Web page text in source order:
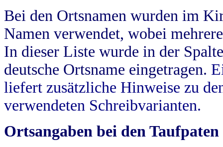
Bei den Ortsnamen wurden im
Namen verwendet, wobei
In dieser Liste wurde in der
deutsche Ortsname eingetragen.
liefert zusätzliche Hinweise zu
verwendeten Schreibvarianten.
Ortsangaben bei den Taufpaten